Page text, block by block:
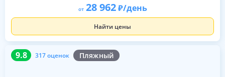
от 28 962 /день
Найти цены
9.8 317 оценок Пляжный
9.8 317 оценок